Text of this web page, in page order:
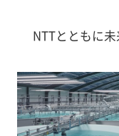
NTTとともに未